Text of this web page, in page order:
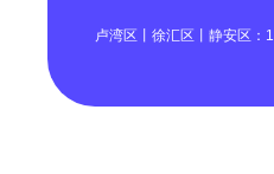
卢湾区丨徐汇区丨静安区：